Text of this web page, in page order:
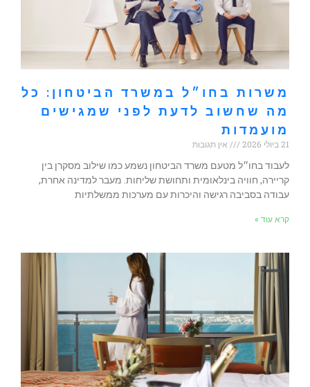
משרות בחו״ל במשרד הביטחון: כל
מה שחשוב לדעת לפני שמגישים
מועמדות
אין תגובות
לעבוד בחו״ל מטעם משרד הביטחון נשמע כמו שילוב מסקרן בין
קריירה, חוויה בינלאומית ותחושת שליחות. מעבר למדינה אחרת,
עבודה בסביבה רגישה והיכרות עם מערכות ממשלתיות
קרא עוד »